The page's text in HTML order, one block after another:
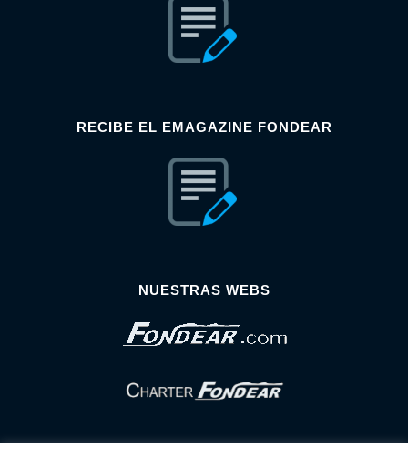
RECIBE EL EMAGAZINE FONDEAR
NUESTRAS WEBS